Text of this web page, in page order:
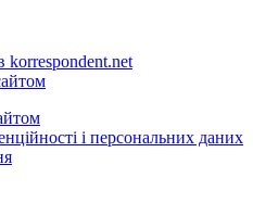
korrespondent.net
і персональних даних